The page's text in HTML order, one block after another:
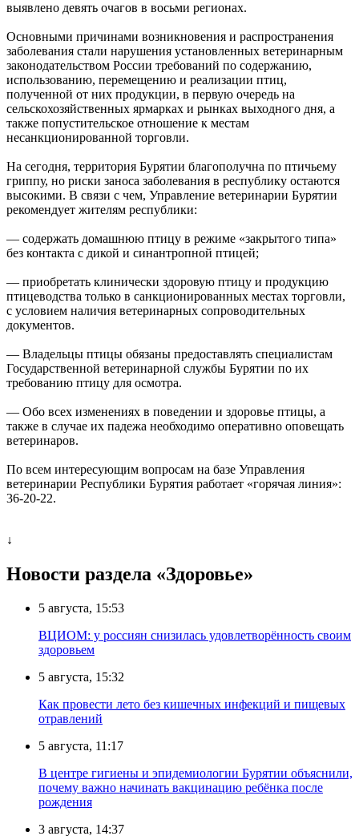
выявлено девять очагов в восьми регионах.
Основными причинами возникновения и распространения
заболевания стали нарушения установленных ветеринарным
законодательством России требований по содержанию,
использованию, перемещению и реализации птиц,
полученной от них продукции, в первую очередь на
сельскохозяйственных ярмарках и рынках выходного дня, а
также попустительское отношение к местам
несанкционированной торговли.
На сегодня, территория Бурятии благополучна по птичьему
гриппу, но риски заноса заболевания в республику остаются
высокими. В связи с чем, Управление ветеринарии Бурятии
рекомендует жителям республики:
— содержать домашнюю птицу в режиме «закрытого типа»
без контакта с дикой и синантропной птицей;
— приобретать клинически здоровую птицу и продукцию
птицеводства только в санкционированных местах торговли,
с условием наличия ветеринарных сопроводительных
документов.
— Владельцы птицы обязаны предоставлять специалистам
Государственной ветеринарной службы Бурятии по их
требованию птицу для осмотра.
— Обо всех изменениях в поведении и здоровье птицы, а
также в случае их падежа необходимо оперативно оповещать
ветеринаров.
По всем интересующим вопросам на базе Управления
ветеринарии Республики Бурятия работает «горячая линия»:
36-20-22.
↓
Новости раздела «Здоровье»
5 августа, 15:53
ВЦИОМ: у россиян снизилась удовлетворённость своим
здоровьем
5 августа, 15:32
Как провести лето без кишечных инфекций и пищевых
отравлений
5 августа, 11:17
В центре гигиены и эпидемиологии Бурятии объяснили,
почему важно начинать вакцинацию ребёнка после
рождения
3 августа, 14:37